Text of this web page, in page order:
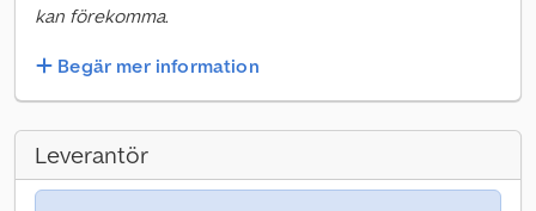
kan förekomma.
Begär mer information
Leverantör